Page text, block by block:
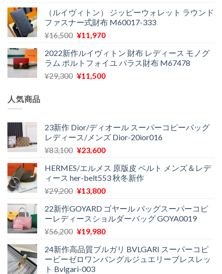
で
し
た。
¥12,900
で
す。
価
格
は
で
し
た。
の
価
格
¥11,580
で
す。
（ルイヴィトン） ジッピーウォレット ラウンド
ファスナー式財布 M60017-333
¥16,500 元
価
格
は
¥11,970現
の
価
格
2022新作ルイヴィトン 財布 レディース モノグ
ラム ポルトフォイユ パラス財布 M67478
¥29,300 元
¥29,300
で
し
¥11,500現
は
¥11,500
で
人気商品
23新作 Dior/ディオール スーパーコピーバッグ
レディース/メンズ Dior-20ior016
¥83,100 元
価
格
は
で
し
た。
¥23,600現
の
価
格
¥23,600
で
す。
HERMES/エルメス 原版皮 ベルト メンズ＆レデ
ィース her-belt553 秋冬新作
¥29,200 元
価
格
は
で
し
¥13,800現
の
価
格
¥13,800
で
22新作GOYARD ゴヤール バッグスーパーコピ
ーレディースショルダーバッグ GOYA0019
¥56,200 元
価
格
¥19,980現
の
価
24新作高品質ブルガリ BVLGARI スーパーコピ
ービーゼロワンバングルジュエリーブレスレッ
ト Bvlgari-003